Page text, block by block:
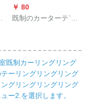
￥ 80
既制のカーターテ`ジ
テ`ン出窓リヴィティ
ン寝室ベルダ遮光布
の星青【遮光80%】
幅1.5高2.0打穴【一
対二】